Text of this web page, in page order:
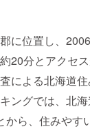
に位置し、
20分とアクセ
による北海道
ングでは、北
から、住みやす